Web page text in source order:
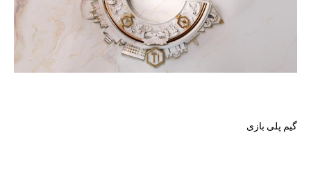
گیم پلی بازی